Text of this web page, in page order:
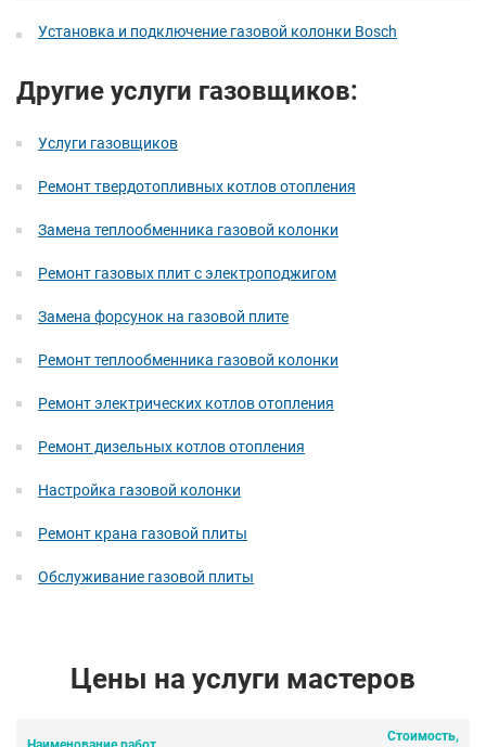
Установка и подключение газовой колонки Bosch
Другие услуги газовщиков:
Услуги газовщиков
Ремонт твердотопливных котлов отопления
Замена теплообменника газовой колонки
Ремонт газовых плит с электроподжигом
Замена форсунок на газовой плите
Ремонт теплообменника газовой колонки
Ремонт электрических котлов отопления
Ремонт дизельных котлов отопления
Настройка газовой колонки
Ремонт крана газовой плиты
Обслуживание газовой плиты
Цены на услуги мастеров
Стоимость,